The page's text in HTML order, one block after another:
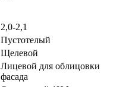
2,0-2,1
Пустотелый
Щелевой
Лицевой для облицовки
фасада